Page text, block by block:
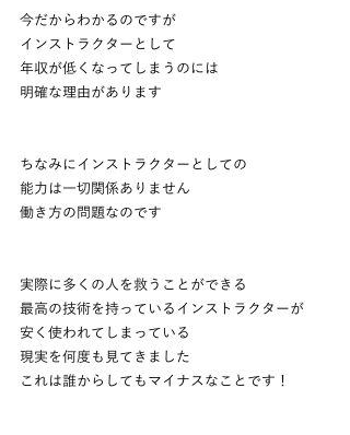
今だからわかるのですが
インストラクターとして
年収が低くなってしまうのには
明確な理由があります
ちなみにインストラクターとしての
能力は一切関係ありません
働き方の問題なのです
実際に多くの人を救うことができる
最高の技術を持っているインストラクターが
安く使われてしまっている
現実を何度も見てきました
これは誰からしてもマイナスなことです！